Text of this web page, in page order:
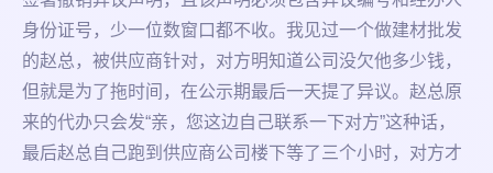
身份证号，少一位数窗口都不收。我见过一个做建材批发
的赵总，被供应商针对，对方明知道公司没欠他多少钱，
但就是为了拖时间，在公示期最后一天提了异议。赵总原
来的代办只会发“亲，您这边自己联系一下对方”这种话，
最后赵总自己跑到供应商公司楼下等了三个小时，对方才